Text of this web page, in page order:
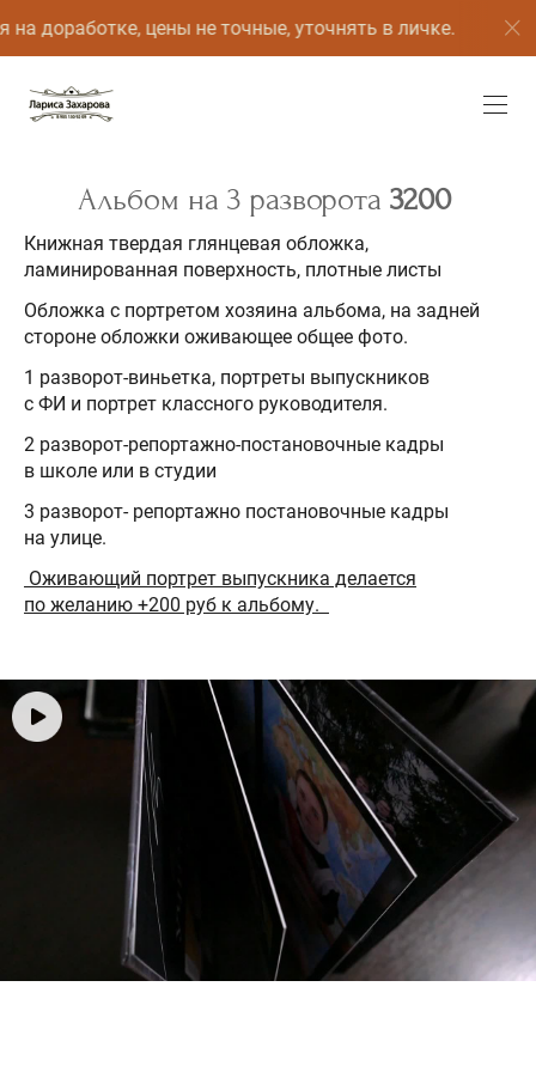
на доработке, цены не точные, уточнять в личке.
Альбом на 3 разворота 3200
Книжная твердая глянцевая обложка,
ламинированная поверхность, плотные листы
Обложка с портретом хозяина альбома, на задней
стороне обложки оживающее общее фото.
1 разворот-виньетка, портреты выпускников
с ФИ и портрет классного руководителя.
2 разворот-репортажно-постановочные кадры
в школе или в студии
3 разворот- репортажно постановочные кадры
на улице.
Оживающий портрет выпускника делается
по желанию +200 руб к альбому.